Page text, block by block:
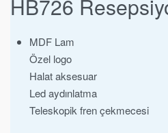
HB726
MDF Lam
Özel logo
Halat aksesuar
Led aydınlatma
Teleskopik fren çekmecesi